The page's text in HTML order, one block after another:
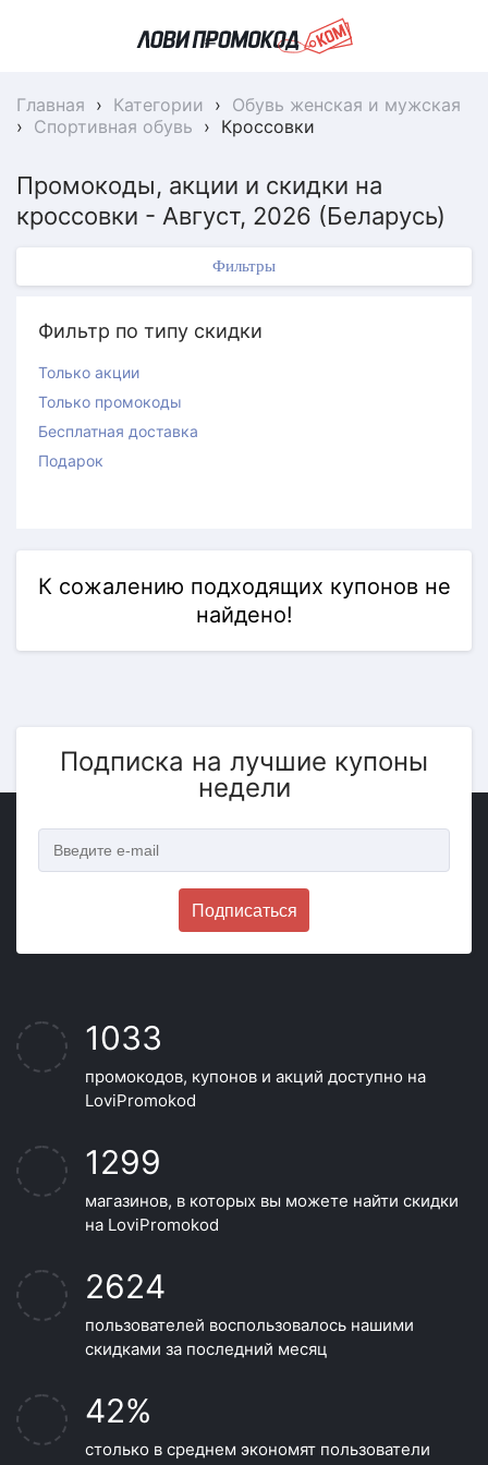
Главная › Категории › Обувь женская и мужская
› Спортивная обувь › Кроссовки
Промокоды, акции и скидки на
кроссовки - Август, 2026 (Беларусь)
Фильтры
Фильтр по типу скидки
Только акции
Только промокоды
Бесплатная доставка
Подарок
К сожалению подходящих купонов не
найдено!
Подписка на лучшие купоны
недели
Подписаться
1033
промокодов, купонов и акций доступно на
LoviPromokod
1299
магазинов, в которых вы можете найти скидки
на LoviPromokod
2624
пользователей воспользовалось нашими
скидками за последний месяц
42%
столько в среднем экономят пользователи